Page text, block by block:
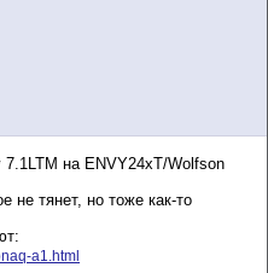
на ENVY24xT/Wolfson
не тянет, но тоже как-то
a1.html